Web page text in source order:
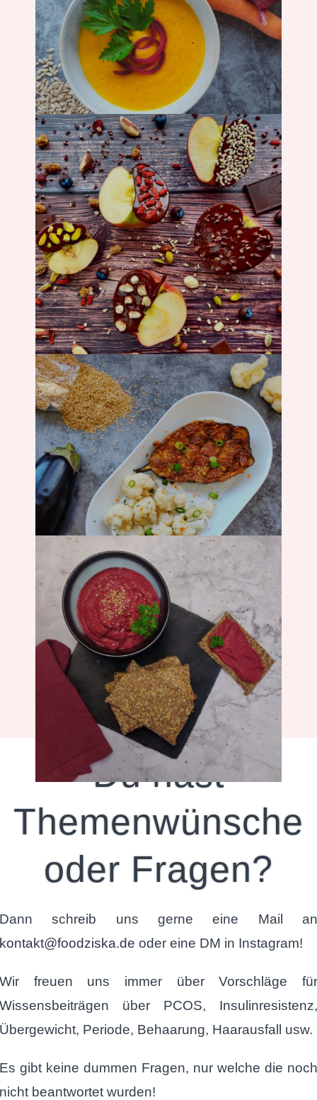
Suppe
Süßes &
Backen
Hauptgericht
Snacks
Du hast
Themenwünsche
oder Fragen?
Dann schreib uns gerne eine Mail an
kontakt@foodziska.de oder eine DM in Instagram!
Wir freuen uns immer über Vorschläge für
Wissensbeiträgen über PCOS, Insulinresistenz,
Übergewicht, Periode, Behaarung, Haarausfall usw.
Es gibt keine dummen Fragen, nur welche die noch
nicht beantwortet wurden!